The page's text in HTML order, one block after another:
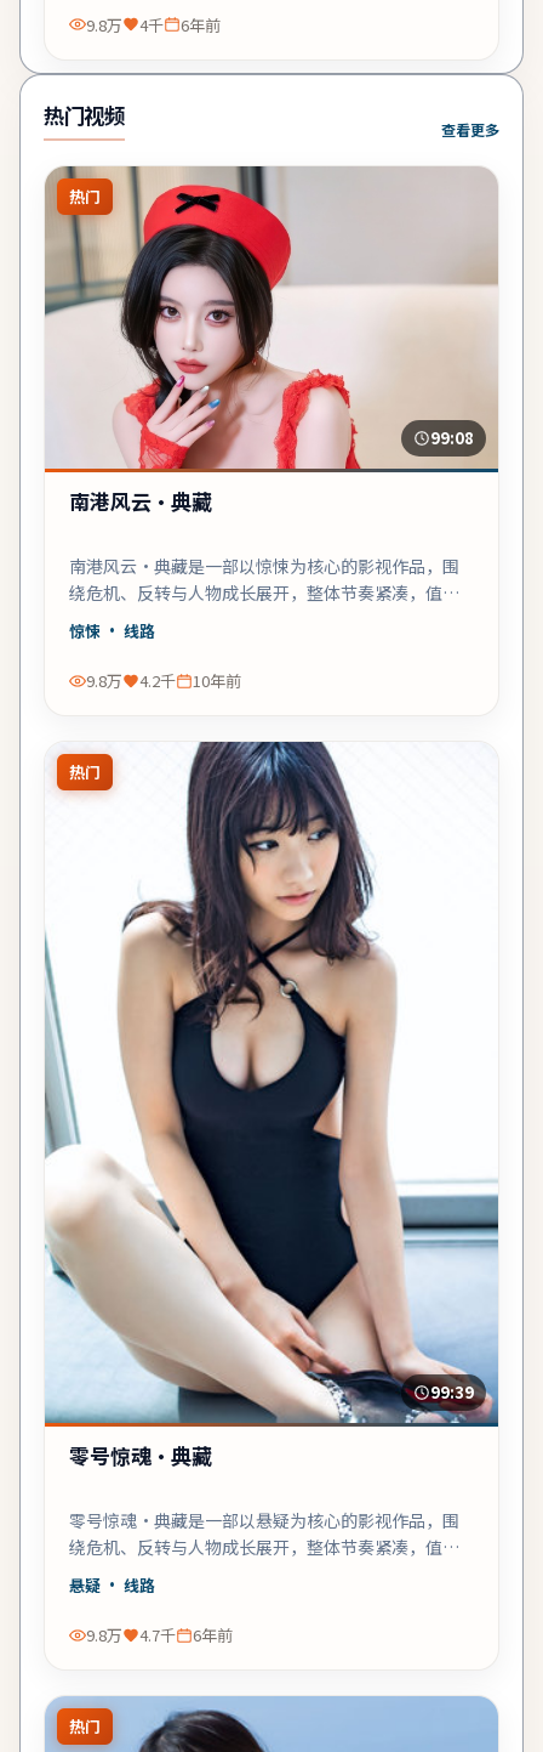
9.8万 4千 6年前
热门视频 查看更多
热门
99:08
南港风云·典藏
南港风云·典藏是一部以惊悚为核心的影视作品，围
绕危机、反转与人物成长展开，整体节奏紧凑，值得
推荐观看。
惊悚 · 线路
9.8万 4.2千 10年前
热门
99:39
零号惊魂·典藏
零号惊魂·典藏是一部以悬疑为核心的影视作品，围
绕危机、反转与人物成长展开，整体节奏紧凑，值得
推荐观看。
悬疑 · 线路
9.8万 4.7千 6年前
热门